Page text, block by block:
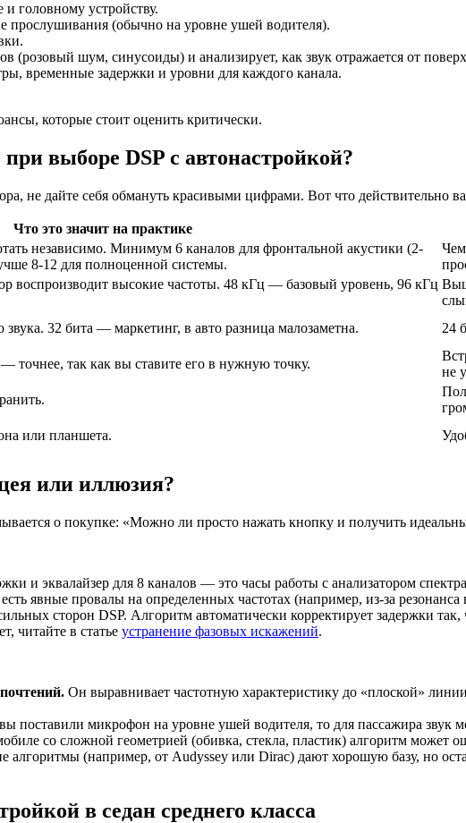
головному устройству.
прослушивания (обычно на уровне ушей водителя).
(розовый шум, синусоиды) и анализирует, как звук отражается от
временные задержки и уровни для каждого канала.
которые стоит оценить критически.
выборе DSP с автонастройкой?
не дайте себя обмануть красивыми цифрами. Вот что действительно
Что это значит на практике
независимо. Минимум 6 каналов для фронтальной акустики (2-
8-12 для полноценной системы.
воспроизводит высокие частоты. 48 кГц — базовый уровень, 96 кГц
звука. 32 бита — маркетинг, в авто разница малозаметна.
24
так как вы ставите его в нужную точку.
не
или планшета.
или иллюзия?
о покупке: «Можно ли просто нажать кнопку и получить
и эквалайзер для 8 каналов — это часы работы с анализатором
явные провалы на определенных частотах (например, из-за резонанса
сторон DSP. Алгоритм автоматически корректирует задержки
читайте в статье устранение фазовых искажений.
Он выравнивает частотную характеристику до «плоской»
поставили микрофон на уровне ушей водителя, то для пассажира звук
со сложной геометрией (обивка, стекла, пластик) алгоритм может
алгоритмы (например, от Audyssey или Dirac) дают хорошую базу, но
в седан среднего класса